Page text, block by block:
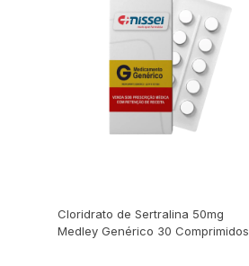
Cloridrato de Sertralina 50mg
Medley Genérico 30 Comprimidos